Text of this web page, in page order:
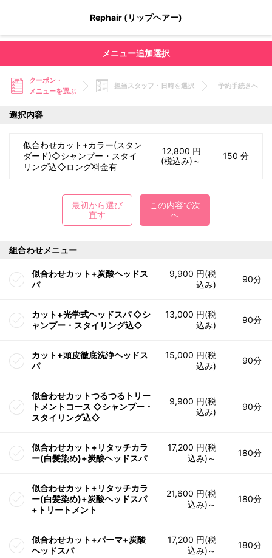
Rephair (リップヘアー)
メニュー追加選択
クーポン・
メニューを選ぶ
担当スタッフ・日時を選択 予約手続きへ
選択内容
似合わせカット+カラー(スタン
ダード)◇シャンプー・スタイ
リング込◇ロング料金有
12,800 円
(税込み)～
150 分
最初から選び
直す
この内容で次
へ
組合わせメニュー
似合わせカット+炭酸ヘッドス
パ
9,900 円(税
込み)
90分
カット+光学式ヘッドスパ ◇シ
ャンプー・スタイリング込◇
13,000 円(税
込み)
90分
カット+頭皮徹底洗浄ヘッドス
パ
15,000 円(税
込み)
90分
似合わせカットつるつるトリー
トメントコース ◇シャンプー・
スタイリング込◇
9,900 円(税
込み)
90分
似合わせカット+リタッチカラ
ー(白髪染め)+炭酸ヘッドスパ
17,200 円(税
込み)～
180分
似合わせカット+リタッチカラ
ー(白髪染め)+炭酸ヘッドスパ
+トリートメント
21,600 円(税
込み)～
180分
似合わせカット+パーマ+炭酸
ヘッドスパ
17,200 円(税
込み)～
180分